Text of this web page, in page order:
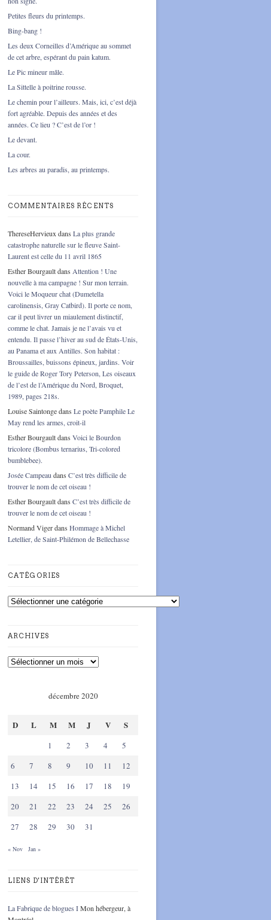
Petites fleurs du printemps.
Bing-bang !
Les deux Corneilles d’Amérique au sommet
de cet arbre, espérant du pain katum.
Le Pic mineur mâle.
La Sittelle à poitrine rousse.
Le chemin pour l’ailleurs. Mais, ici, c’est déjà
fort agréable. Depuis des années et des
années. Ce lieu ? C’est de l’or !
Le devant.
La cour.
Les arbres au paradis, au printemps.
COMMENTAIRES RÉCENTS
ThereseHervieux dans La plus grande
catastrophe naturelle sur le fleuve Saint-
Laurent est celle du 11 avril 1865
Esther Bourgaultdans Attention ! Une
nouvelle à ma campagne ! Sur mon terrain.
Voici le Moqueur chat (Dumetella
carolinensis, Gray Catbird). Il porte ce nom,
car il peut livrer un miaulement distinctif,
comme le chat. Jamais je ne l’avais vu et
entendu. Il passe l’hiver au sud de États-Unis,
au Panama et aux Antilles. Son habitat :
Broussailles, buissons épineux, jardins. Voir
le guide de Roger Tory Peterson, Les oiseaux
de l’est de l’Amérique du Nord, Broquet,
1989, pages 218s.
Louise Saintongedans Le poète Pamphile Le
May rend les armes, croit-il
Esther Bourgaultdans Voici le Bourdon
tricolore (Bombus ternarius, Tri-colored
bumblebee).
Josée Campeau dans C’est très difficile de
trouver le nom de cet oiseau !
Esther Bourgaultdans C’est très difficile de
trouver le nom de cet oiseau !
Normand Vigerdans Hommage à Michel
Letellier, de Saint-Philémon de Bellechasse
CATÉGORIES
ARCHIVES
décembre 2020
D L M M J V S
1 2 3 4
5
6
7 8 9 10 11
12
13
14 15 16 17 18
19
20
21 22 23 24 25
26
27
28 29 30 31
« Nov Jan »
LIENS D'INTÉRÊT
La Fabrique de blogues IMon hébergeur, à